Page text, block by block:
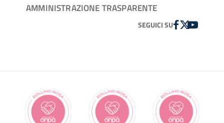
AMMINISTRAZIONE TRASPARENTE
SEGUICI SUFACEBOOK
TWITTER
YOUTUBE